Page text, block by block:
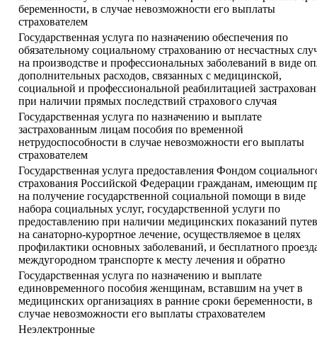
беременности, в случае невозможности его выплаты
страхователем
Государственная услуга по назначению обеспечения по
обязательному социальному страхованию от несчастных
на производстве и профессиональных заболеваний в виде
дополнительных расходов, связанных с медицинской,
социальной и профессиональной реабилитацией
при наличии прямых последствий страхового случая
Государственная услуга по назначению и выплате
застрахованным лицам пособия по временной
нетрудоспособности в случае невозможности его выплаты
страхователем
Государственная услуга предоставления Фондом
страхования Российской Федерации гражданам, имеющим
на получение государственной социальной помощи в виде
набора социальных услуг, государственной услуги по
предоставлению при наличии медицинских показаний
на санаторно-курортное лечение, осуществляемое в целях
профилактики основных заболеваний, и бесплатного
междугородном транспорте к месту лечения и обратно
Государственная услуга по назначению и выплате
единовременного пособия женщинам, вставшим на учет в
медицинских организациях в ранние сроки беременности, в
случае невозможности его выплаты страхователем
Неэлектронные